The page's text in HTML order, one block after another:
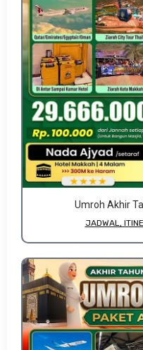
Umroh Akhir
JADWAL,